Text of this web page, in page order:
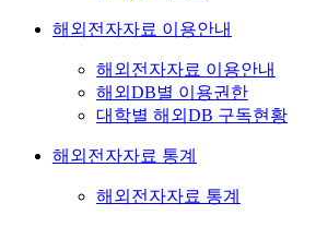
해외전자자료 이용안내
해외전자자료 이용안내
해외DB별 이용권한
대학별 해외DB 구독현황
해외전자자료 통계
해외전자자료 통계